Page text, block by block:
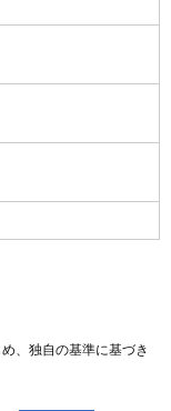
、独自の基準に基づき